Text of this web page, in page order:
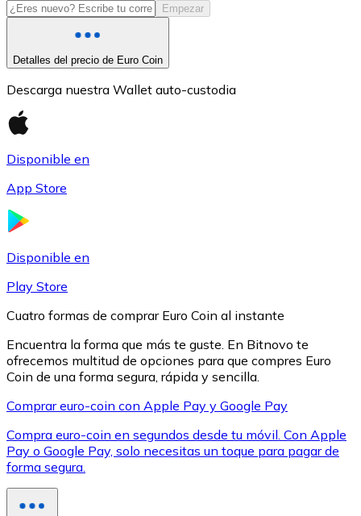
XRP
XRP
Empezar
Detalles del precio de Euro Coin
Descarga nuestra Wallet auto-custodia
Disponible en
App Store
Disponible en
Play Store
Cuatro formas de comprar Euro Coin al instante
Encuentra la forma que más te guste. En Bitnovo te
ofrecemos multitud de opciones para que compres Euro
Coin de una forma segura, rápida y sencilla.
Comprar euro-coin con Apple Pay y Google Pay
Compra euro-coin en segundos desde tu móvil. Con Apple
Pay o Google Pay, solo necesitas un toque para pagar de
forma segura.